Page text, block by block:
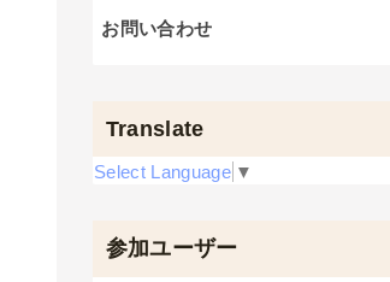
お問い合わせ
Translate
Select Language ▼
参加ユーザー